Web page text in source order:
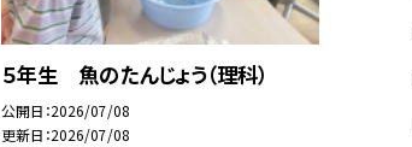
５年生 魚のたんじょう（理科）
公開日 2026/07/08
更新日 2026/07/08